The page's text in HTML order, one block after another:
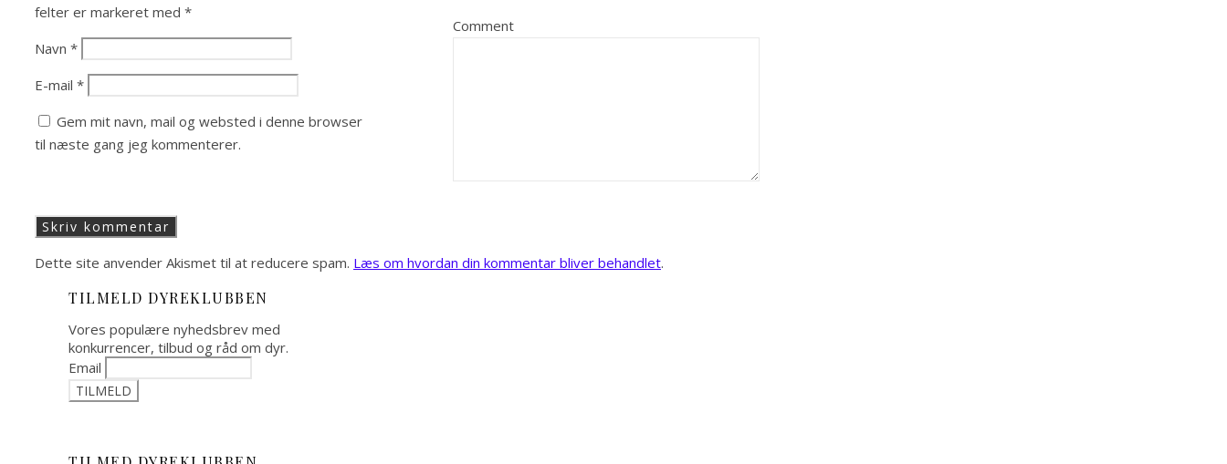
felter er markeret med *
Navn *
E-mail *
Gem mit navn, mail og websted i denne browser
til næste gang jeg kommenterer.
Comment
Dette site anvender Akismet til at reducere spam. Læs om hvordan din kommentar bliver behandlet.
TILMELD DYREKLUBBEN
Vores populære nyhedsbrev med
konkurrencer, tilbud og råd om dyr.
Email